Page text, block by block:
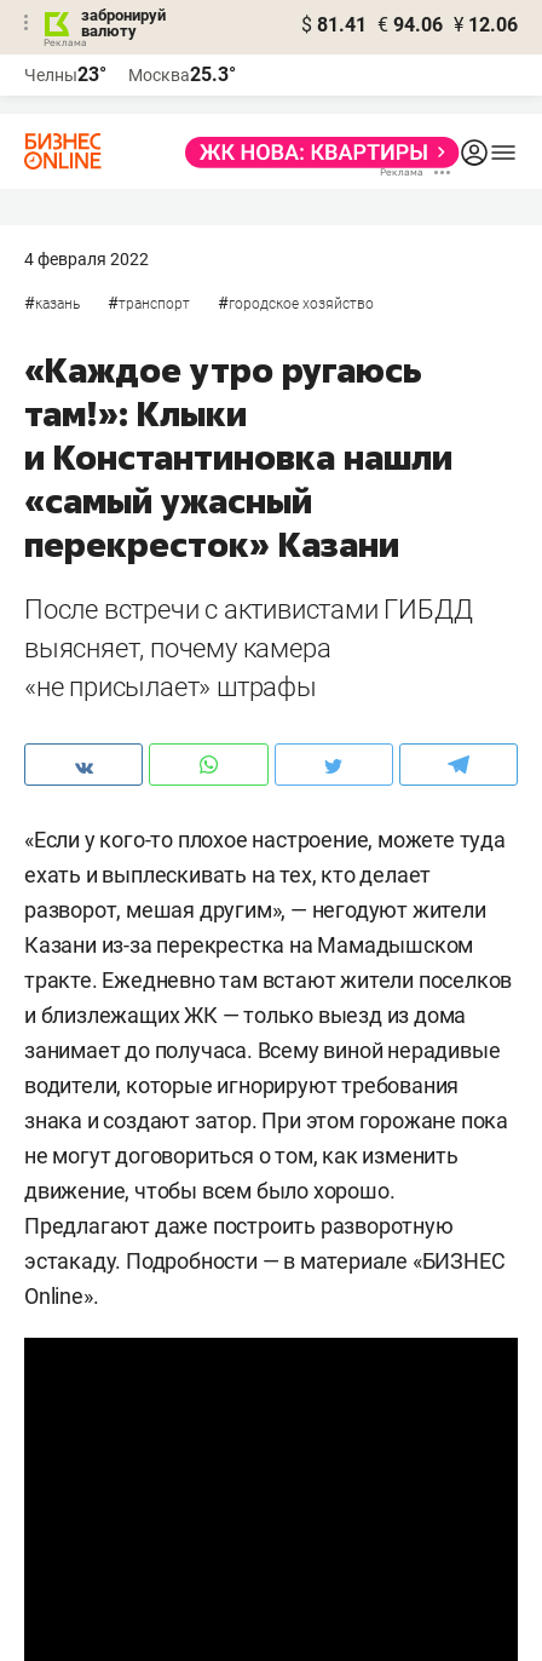
забронируй
валюту
$ 81.41 € 94.06 ¥ 12.06
Челны23° Москва25.3°
4 февраля 2022
#казань #транспорт #городское хозяйство
«Каждое утро ругаюсь
там!»: Клыки
и Константиновка нашли
«самый ужасный
перекресток» Казани
После встречи с активистами ГИБДД
выясняет, почему камера
«не присылает» штрафы
«Если у кого-то плохое настроение, можете туда
ехать и выплескивать на тех, кто делает
разворот, мешая другим», — негодуют жители
Казани из-за перекрестка на Мамадышском
тракте. Ежедневно там встают жители поселков
и близлежащих ЖК — только выезд из дома
занимает до получаса. Всему виной нерадивые
водители, которые игнорируют требования
знака и создают затор. При этом горожане пока
не могут договориться о том, как изменить
движение, чтобы всем было хорошо.
Предлагают даже построить разворотную
эстакаду. Подробности — в материале «БИЗНЕС
Online».